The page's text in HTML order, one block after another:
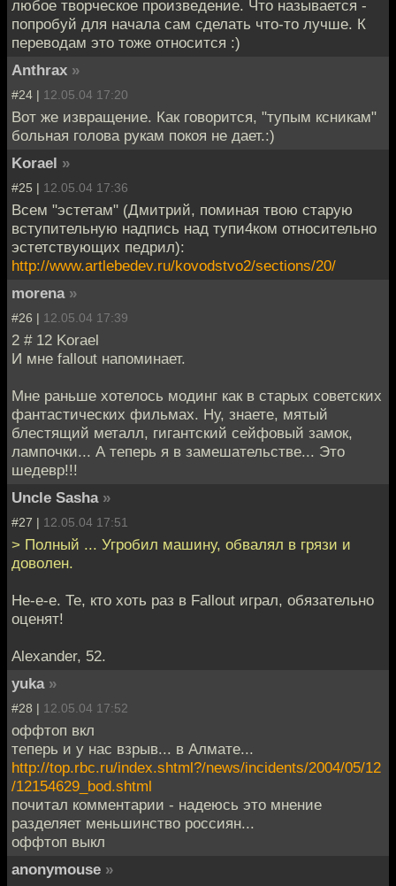
любое творческое произведение. Что называется -
попробуй для начала сам сделать что-то лучше. К
переводам это тоже относится :)
Anthrax »
#24 | 12.05.04 17:20
Вот же извращение. Как говорится, "тупым ксникам"
больная голова рукам покоя не дает.:)
Korael »
#25 | 12.05.04 17:36
Всем "эстетам" (Дмитрий, поминая твою старую
вступительную надпись над тупи4ком относительно
эстетствующих педрил):
http://www.artlebedev.ru/kovodstvo2/sections/20/
morena »
#26 | 12.05.04 17:39
2 # 12 Korael
И мне fallout напоминает.
Мне раньше хотелось модинг как в старых советских
фантастических фильмах. Ну, знаете, мятый
блестящий металл, гигантский сейфовый замок,
лампочки... А теперь я в замешательстве... Это
шедевр!!!
Uncle Sasha »
#27 | 12.05.04 17:51
> Полный ... Угробил машину, обвалял в грязи и
доволен.
Не-е-е. Те, кто хоть раз в Fallout играл, обязательно
оценят!
Alexander, 52.
yuka »
#28 | 12.05.04 17:52
оффтоп вкл
теперь и у нас взрыв... в Алмате...
http://top.rbc.ru/index.shtml?/news/incidents/2004/05/12
/12154629_bod.shtml
почитал комментарии - надеюсь это мнение
разделяет меньшинство россиян...
оффтоп выкл
anonymouse »